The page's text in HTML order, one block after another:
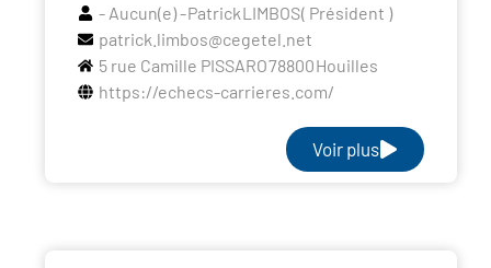
- Aucun(e) -PatrickLIMBOS( Président )
patrick.limbos@cegetel.net
5 rue Camille PISSARO78800Houilles
https://echecs-carrieres.com/
Voir plus